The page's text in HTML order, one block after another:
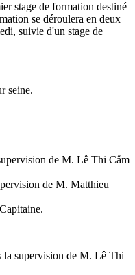
stage de formation destiné
se déroulera en deux
suivie d'un stage de
seine.
de M. Lê Thi Cẩm
de M. Matthieu
la supervision de M. Lê Thi